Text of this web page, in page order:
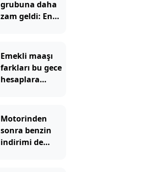
grubuna daha
zam geldi: En
Emekli maaşı
farkları bu gece
hesaplara
Motorinden
sonra benzin
indirimi de